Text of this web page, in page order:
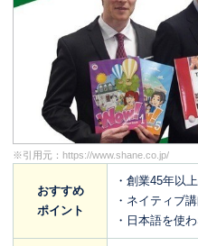
※引用元： https://www.shane.co.jp/
おすすめ
ポイント
・創業45年以
・ネイティブ
・日本語を使